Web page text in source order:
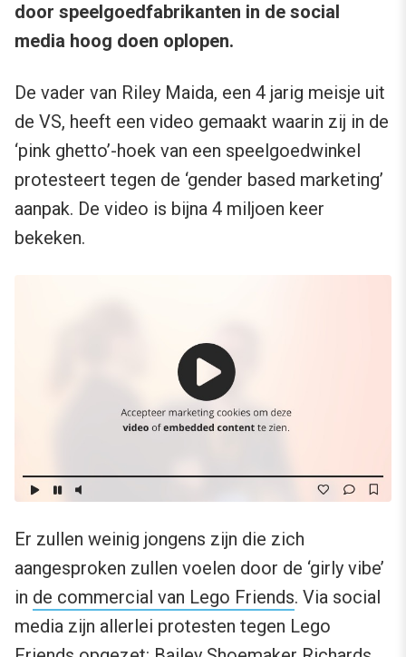
door speelgoedfabrikanten in de social
media hoog doen oplopen.
De vader van Riley Maida, een 4 jarig meisje uit
de VS, heeft een video gemaakt waarin zij in de
‘pink ghetto’-hoek van een speelgoedwinkel
protesteert tegen de ‘gender based marketing’
aanpak. De video is bijna 4 miljoen keer
bekeken.
Er zullen weinig jongens zijn die zich
aangesproken zullen voelen door de ‘girly vibe’
in de commercial van Lego Friends. Via social
media zijn allerlei protesten tegen Lego